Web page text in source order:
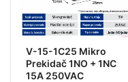
V-15-1C25 Mikro
Prekidač 1NO + 1NC
15A 250VAC